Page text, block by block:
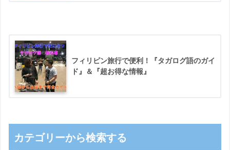
フィリピン旅行で便利！『タガログ語のガイ
ド』＆『超お得な情報』
カテゴリーから検索する